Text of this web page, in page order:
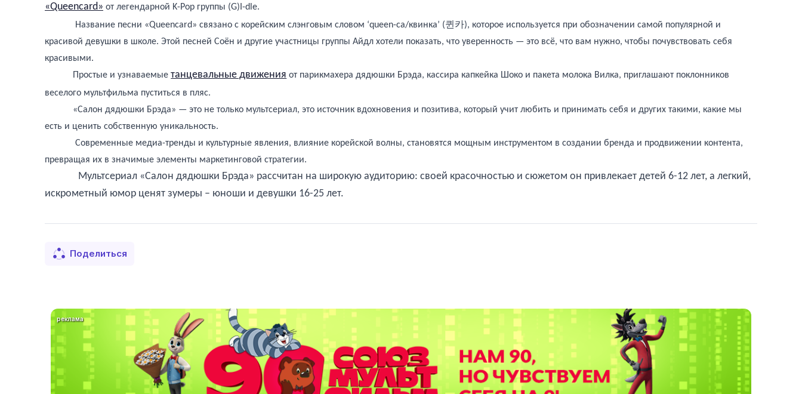
«Queencard» от легендарной K-Pop группы (G)I-dle.
Название песни «Queencard» связано с корейским слэнговым словом ‘queen-ca/квинка’ (퀸카), которое используется при обозначении самой популярной и
красивой девушки в школе. Этой песней Соён и другие участницы группы Айдл хотели показать, что уверенность — это всё, что вам нужно, чтобы почувствовать себя
красивыми.
Простые и узнаваемые танцевальные движения от парикмахера дядюшки Брэда, кассира капкейка Шоко и пакета молока Вилка, приглашают поклонников
веселого мультфильма пуститься в пляс.
«Салон дядюшки Брэда» — это не только мультсериал, это источник вдохновения и позитива, который учит любить и принимать себя и других такими, какие мы
есть и ценить собственную уникальность.
Современные медиа-тренды и культурные явления, влияние корейской волны, становятся мощным инструментом в создании бренда и продвижении контента,
превращая их в значимые элементы маркетинговой стратегии.
Мультсериал «Салон дядюшки Брэда» рассчитан на широкую аудиторию: своей красочностью и сюжетом он привлекает детей 6-12 лет, а легкий,
искрометный юмор ценят зумеры – юноши и девушки 16-25 лет.
Поделиться
реклама